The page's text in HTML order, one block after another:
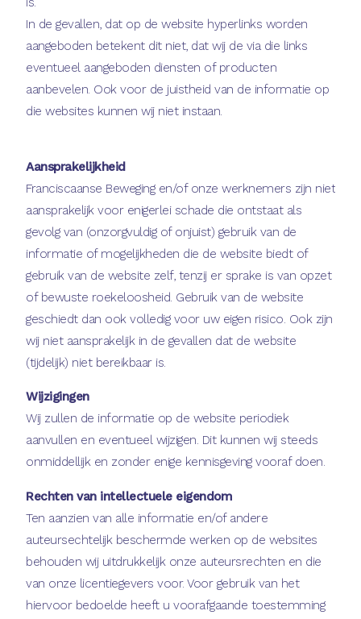
In de gevallen, dat op de website hyperlinks worden
aangeboden betekent dit niet, dat wij de via die links
eventueel aangeboden diensten of producten
aanbevelen. Ook voor de juistheid van de informatie op
die websites kunnen wij niet instaan.
Aansprakelijkheid
Franciscaanse Beweging en/of onze werknemers zijn niet
aansprakelijk voor enigerlei schade die ontstaat als
gevolg van (onzorgvuldig of onjuist) gebruik van de
informatie of mogelijkheden die de website biedt of
gebruik van de website zelf, tenzij er sprake is van opzet
of bewuste roekeloosheid. Gebruik van de website
geschiedt dan ook volledig voor uw eigen risico. Ook zijn
wij niet aansprakelijk in de gevallen dat de website
(tijdelijk) niet bereikbaar is.
Wijzigingen
Wij zullen de informatie op de website periodiek
aanvullen en eventueel wijzigen. Dit kunnen wij steeds
onmiddellijk en zonder enige kennisgeving vooraf doen.
Rechten van intellectuele eigendom
Ten aanzien van alle informatie en/of andere
auteursechtelijk beschermde werken op de websites
behouden wij uitdrukkelijk onze auteursrechten en die
van onze licentiegevers voor. Voor gebruik van het
hiervoor bedoelde heeft u voorafgaande toestemming